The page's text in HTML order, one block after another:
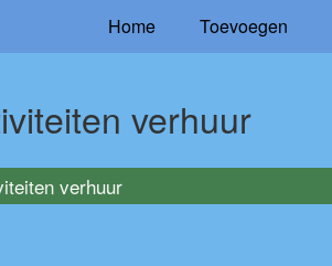
Home Toevoegen
verhuur
verhuur